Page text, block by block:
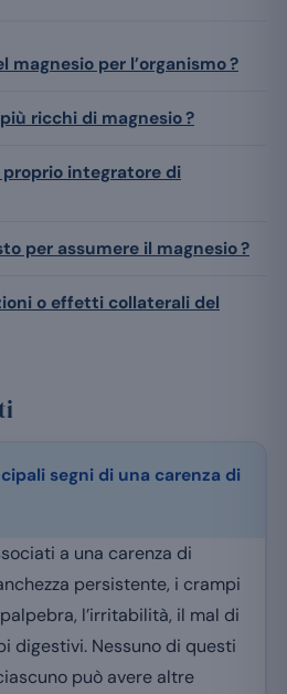
magnesio per l’organismo ?
ricchi di magnesio ?
proprio integratore di
per assumere il magnesio ?
o effetti collaterali del
segni di una carenza di
a una carenza di
persistente, i crampi
l’irritabilità, il mal di
digestivi. Nessuno di questi
può avere altre